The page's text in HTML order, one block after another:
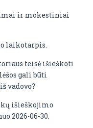
ir mokestiniai
laikotarpis.
teisė išieškoti
gali būti
vadovo?
išieškojimo
2026-06-30.